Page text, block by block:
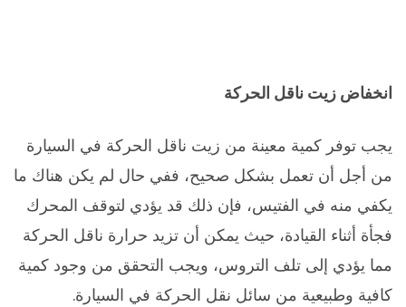
انخفاض زيت ناقل الحركة
يجب توفر كمية معينة من زيت ناقل الحركة في السيارة
من أجل أن تعمل بشكل صحيح، ففي حال لم يكن هناك ما
يكفي منه في الفتيس، فإن ذلك قد يؤدي لتوقف المحرك
فجأة أثناء القيادة، حيث يمكن أن تزيد حرارة ناقل الحركة
مما يؤدي إلى تلف التروس، ويجب التحقق من وجود كمية
كافية وطبيعية من سائل نقل الحركة في السيارة.